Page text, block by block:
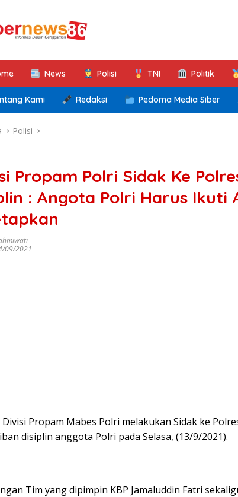
News Polisi TNI Politik
Kami Redaksi Pedoma Media Siber
Polisi
Propam Polri Sidak Ke
: Angota Polri Harus Ikuti
09/2021
Divisi Propam Mabes Polri melakukan Sidak ke
disiplin anggota Polri pada Selasa, (13/9/2021).
Tim yang dipimpin KBP Jamaluddin Fatri